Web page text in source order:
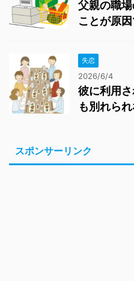
父親の職
ことが原
失恋
2026/6/4
彼に利用
も別れら
スポンサーリンク